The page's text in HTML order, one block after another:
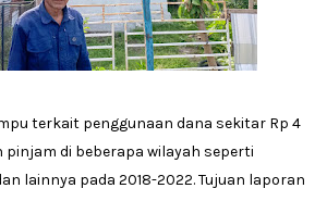
terkait penggunaan dana sekitar Rp 4
di beberapa wilayah seperti
lainnya pada 2018-2022. Tujuan laporan